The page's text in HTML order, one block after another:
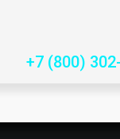
+7 (800)